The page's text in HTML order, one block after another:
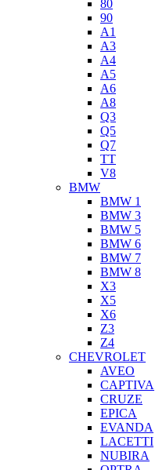
80
90
A1
A3
A4
A5
A6
A8
Q3
Q5
Q7
TT
V8
BMW
BMW 1
BMW 3
BMW 5
BMW 6
BMW 7
BMW 8
X3
X5
X6
Z3
Z4
CHEVROLET
AVEO
CAPTIVA
CRUZE
EPICA
EVANDA
LACETTI
NUBIRA